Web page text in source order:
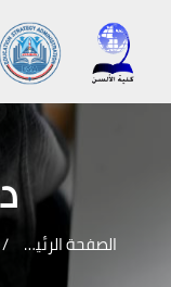
الصفحة الرئيسية